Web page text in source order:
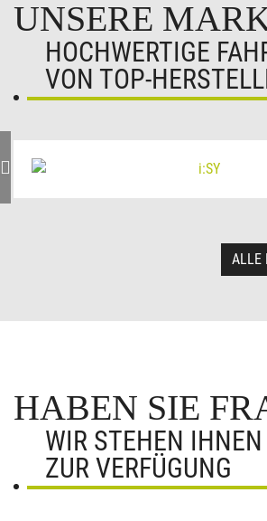
UNSERE
HOCHWERTIGE
VON TOP-
ALLE
HABEN SIE
WIR STEHEN IHNEN
ZUR VERFÜGUNG